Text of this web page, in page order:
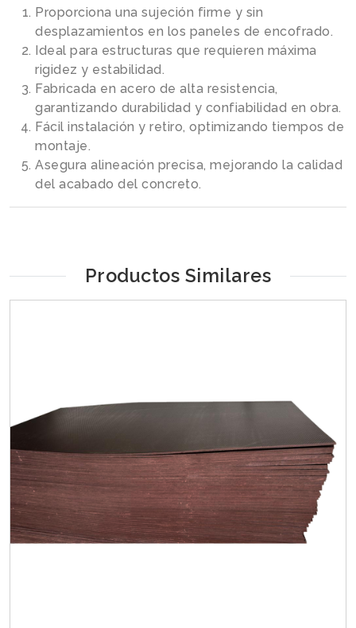
Proporciona una sujeción firme y sin
desplazamientos en los paneles de encofrado.
Ideal para estructuras que requieren máxima
rigidez y estabilidad.
Fabricada en acero de alta resistencia,
garantizando durabilidad y confiabilidad en obra.
Fácil instalación y retiro, optimizando tiempos de
montaje.
Asegura alineación precisa, mejorando la calidad
del acabado del concreto.
Productos Similares